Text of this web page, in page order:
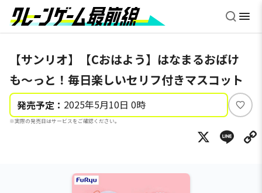
【サンリオ】【Cおはよう】はなまるおばけ
も～っと！毎日楽しいセリフ付きマスコット
発売予定： 2025年5月10日 0時
※実際の発売日はサービスをご確認ください。
い
ね
X